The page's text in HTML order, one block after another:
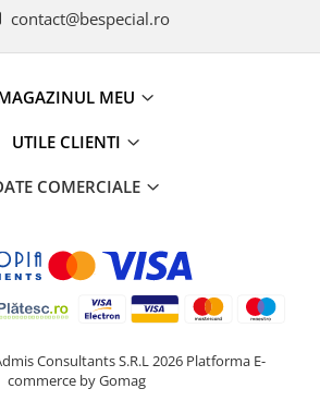
contact@bespecial.ro
MEU
UTILE CLIENTI
COMERCIALE
Consultants S.R.L 2026 Platforma E-
commerce by Gomag